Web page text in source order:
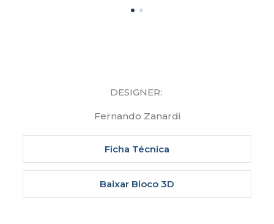
DESIGNER:
Fernando Zanardi
Ficha Técnica
Baixar Bloco 3D